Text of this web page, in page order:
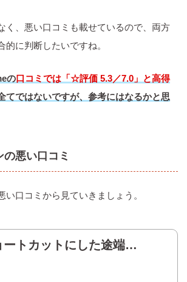
く、悪い口コミも載せているので、両方
的に判断したいですね。
の口コミでは「☆評価 5.3／7.0」と高得
てではないですが、参考にはなるかと思
悪い口コミ
い口コミから見ていきましょう。
ートカットにした途端…